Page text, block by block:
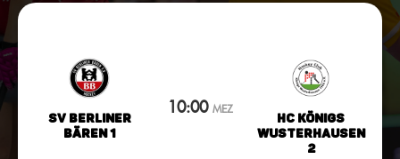
SV Berliner
Bären 1
10:00 MEZ
HC Königs
Wusterhausen
2